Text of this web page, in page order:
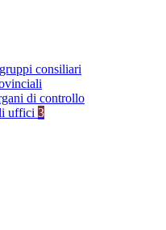
consiliari
di controllo
uffici 3